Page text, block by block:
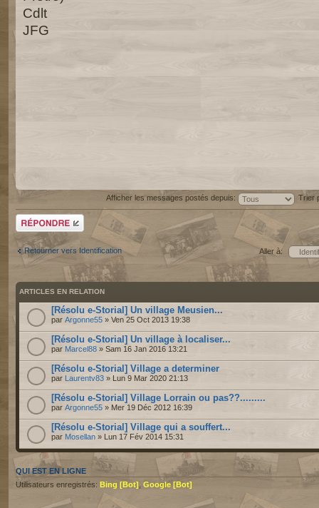
Cdlt
JFG
Afficher les messages postés depuis: Trier
Répondre
Retourner vers Identification Aller à:
ARTICLES EN RELATION
[Résolu e-Storial] Un village Meusien...
par Argonne55 » Ven 25 Oct 2013 19:38
[Résolu e-Storial] Un village à localiser...
par Marcel88 » Sam 16 Jan 2016 13:21
[Résolu e-Storial] Village a determiner
par Laurentv83 » Lun 9 Mar 2020 21:13
[Résolu e-Storial] Village Lorrain ou pas??.........
par Argonne55 » Mer 19 Déc 2012 16:39
[Résolu e-Storial] Village qui a souffert...
par Mosellan » Lun 17 Fév 2014 15:31
QUI EST EN LIGNE
Utilisateurs enregistrés: Bing [Bot] Google [Bot]